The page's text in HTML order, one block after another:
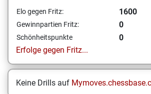
Elo gegen Fritz: 1600
Gewinnpartien Fritz: 0
Schönheitspunkte
0
Erfolge gegen Fritz...
Keine Drills auf